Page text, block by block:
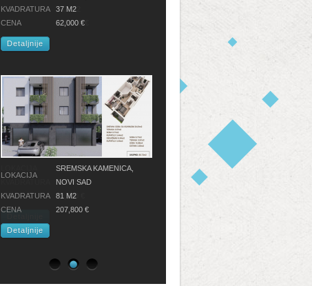
KVADRATURA
37 M2
CENA
62,000 €
Detaljnije
LOKACIJA
SREMSKA KAMENICA,
NOVI SAD
KVADRATURA
81 M2
CENA
207,800 €
Detaljnije